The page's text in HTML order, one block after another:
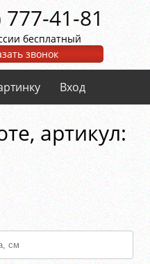
777-41-81
бесплатный
звонок
Вход
aртикул: